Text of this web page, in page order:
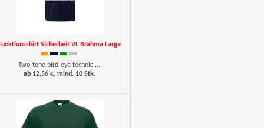
Sicherheit VL Brahma Large
Two-tone bird-eye technic ...
ab 12,56 €, mind. 10 Stk.